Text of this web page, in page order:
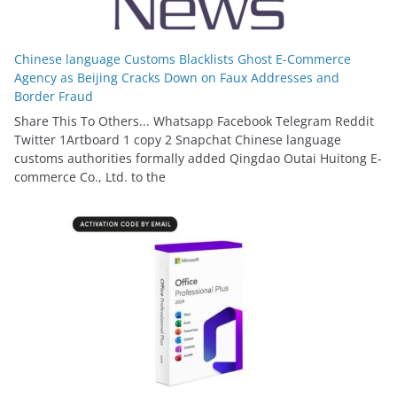
Chinese language Customs Blacklists Ghost E-Commerce
Agency as Beijing Cracks Down on Faux Addresses and
Border Fraud
Share This To Others... Whatsapp Facebook Telegram Reddit
Twitter 1Artboard 1 copy 2 Snapchat Chinese language
customs authorities formally added Qingdao Outai Huitong E-
commerce Co., Ltd. to the